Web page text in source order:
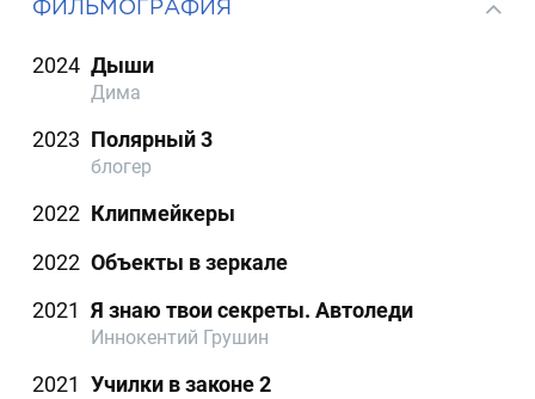
ФИЛЬМОГРАФИЯ
2024 Дыши
Дима
2023 Полярный 3
блогер
2022 Клипмейкеры
2022 Объекты в зеркале
2021 Я знаю твои секреты. Автоледи
Иннокентий Грушин
2021 Училки в законе 2